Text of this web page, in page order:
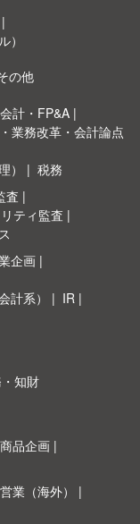
）
の他
計・FP&A
業務改革・会計論点
）
税務
査
ティ監査
企画
計系）
IR
知財
品企画
業（海外）